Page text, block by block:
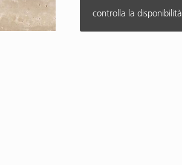
controlla la disponibilità